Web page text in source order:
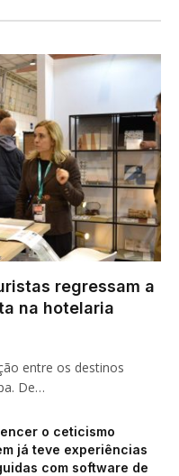
regressam a
na hotelaria
entre os destinos
De…
o ceticismo
já teve experiências
com software de